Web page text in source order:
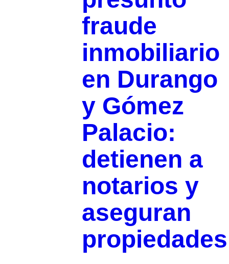
fraude
inmobiliario
en Durango
y Gómez
Palacio:
detienen a
notarios y
aseguran
propiedades